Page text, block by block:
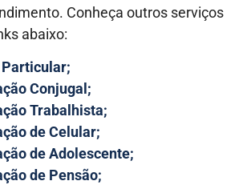
Conheça outros serviços
abaixo:
Conjugal;
Trabalhista;
de Celular;
de Adolescente;
de Pensão;